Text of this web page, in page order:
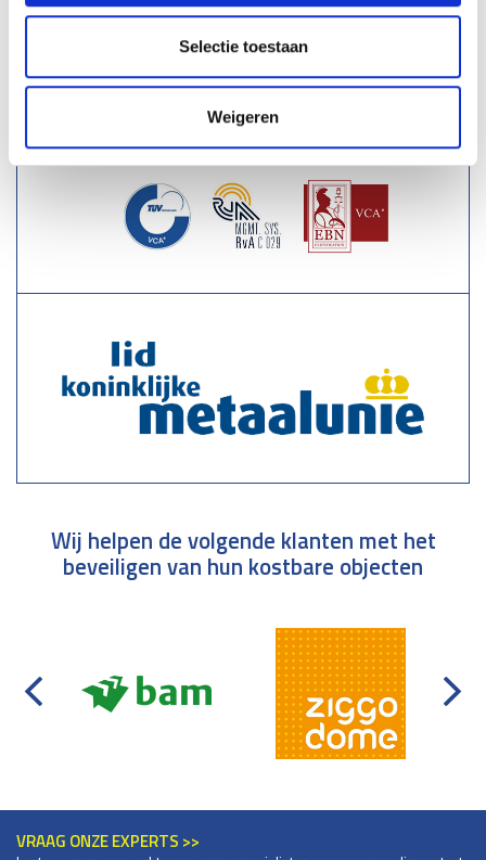
Selectie toestaan
Weigeren
België € 125,-
€ 175,-
Boven € 695,- verzendingGratis
Wij helpen de volgende klanten met het
beveiligen van hun kostbare objecten
VRAAG ONZE EXPERTS >>